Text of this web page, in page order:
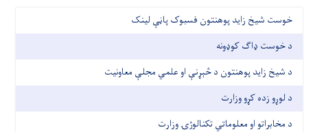
خوست شیخ زاید پوهنتون فسبوک پاڼې لینک
د خوست ډاګ کوډونه
د شیخ زاید پوهنتون د څېړنې او علمي مجلې معاونیت
د لوړو زده کړو وزارت
د مخابراتو او معلوماتي تکنالوژۍ وزارت